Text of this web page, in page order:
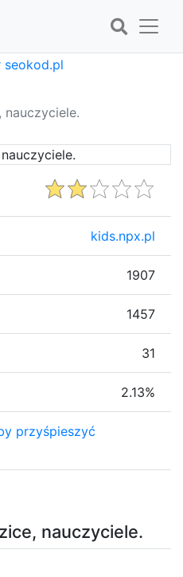
nauczyciele.
nauczyciele.
kids.npx.pl
1907
1457
31
2.13%
przyśpieszyć